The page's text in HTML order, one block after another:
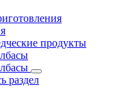
продукты
раздел